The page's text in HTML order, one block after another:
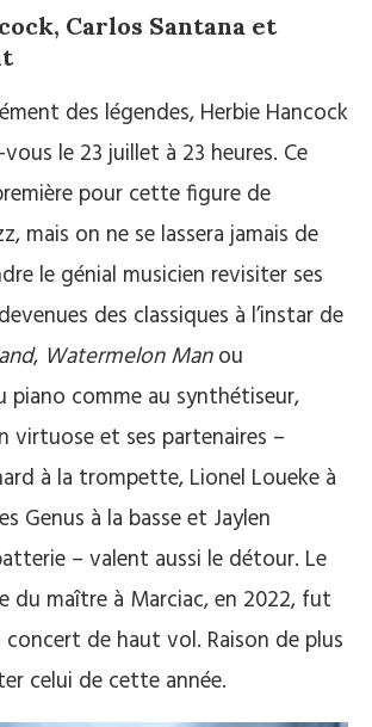
Carlos Santana et
des légendes, Herbie Hancock
le 23 juillet à 23 heures. Ce
pour cette figure de
mais on ne se lassera jamais de
le génial musicien revisiter ses
des classiques à l’instar de
, Watermelon Manou
piano comme au synthétiseur,
virtuose et ses partenaires –
à la trompette, Lionel Loueke à
Genus à la basse et Jaylen
– valent aussi le détour. Le
du maître à Marciac, en 2022, fut
concert de haut vol. Raison de plus
celui de cette année.